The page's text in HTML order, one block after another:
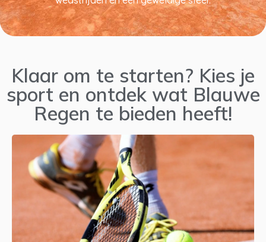
Klaar om te starten? Kies je
sport en ontdek wat Blauwe
Regen te bieden heeft!